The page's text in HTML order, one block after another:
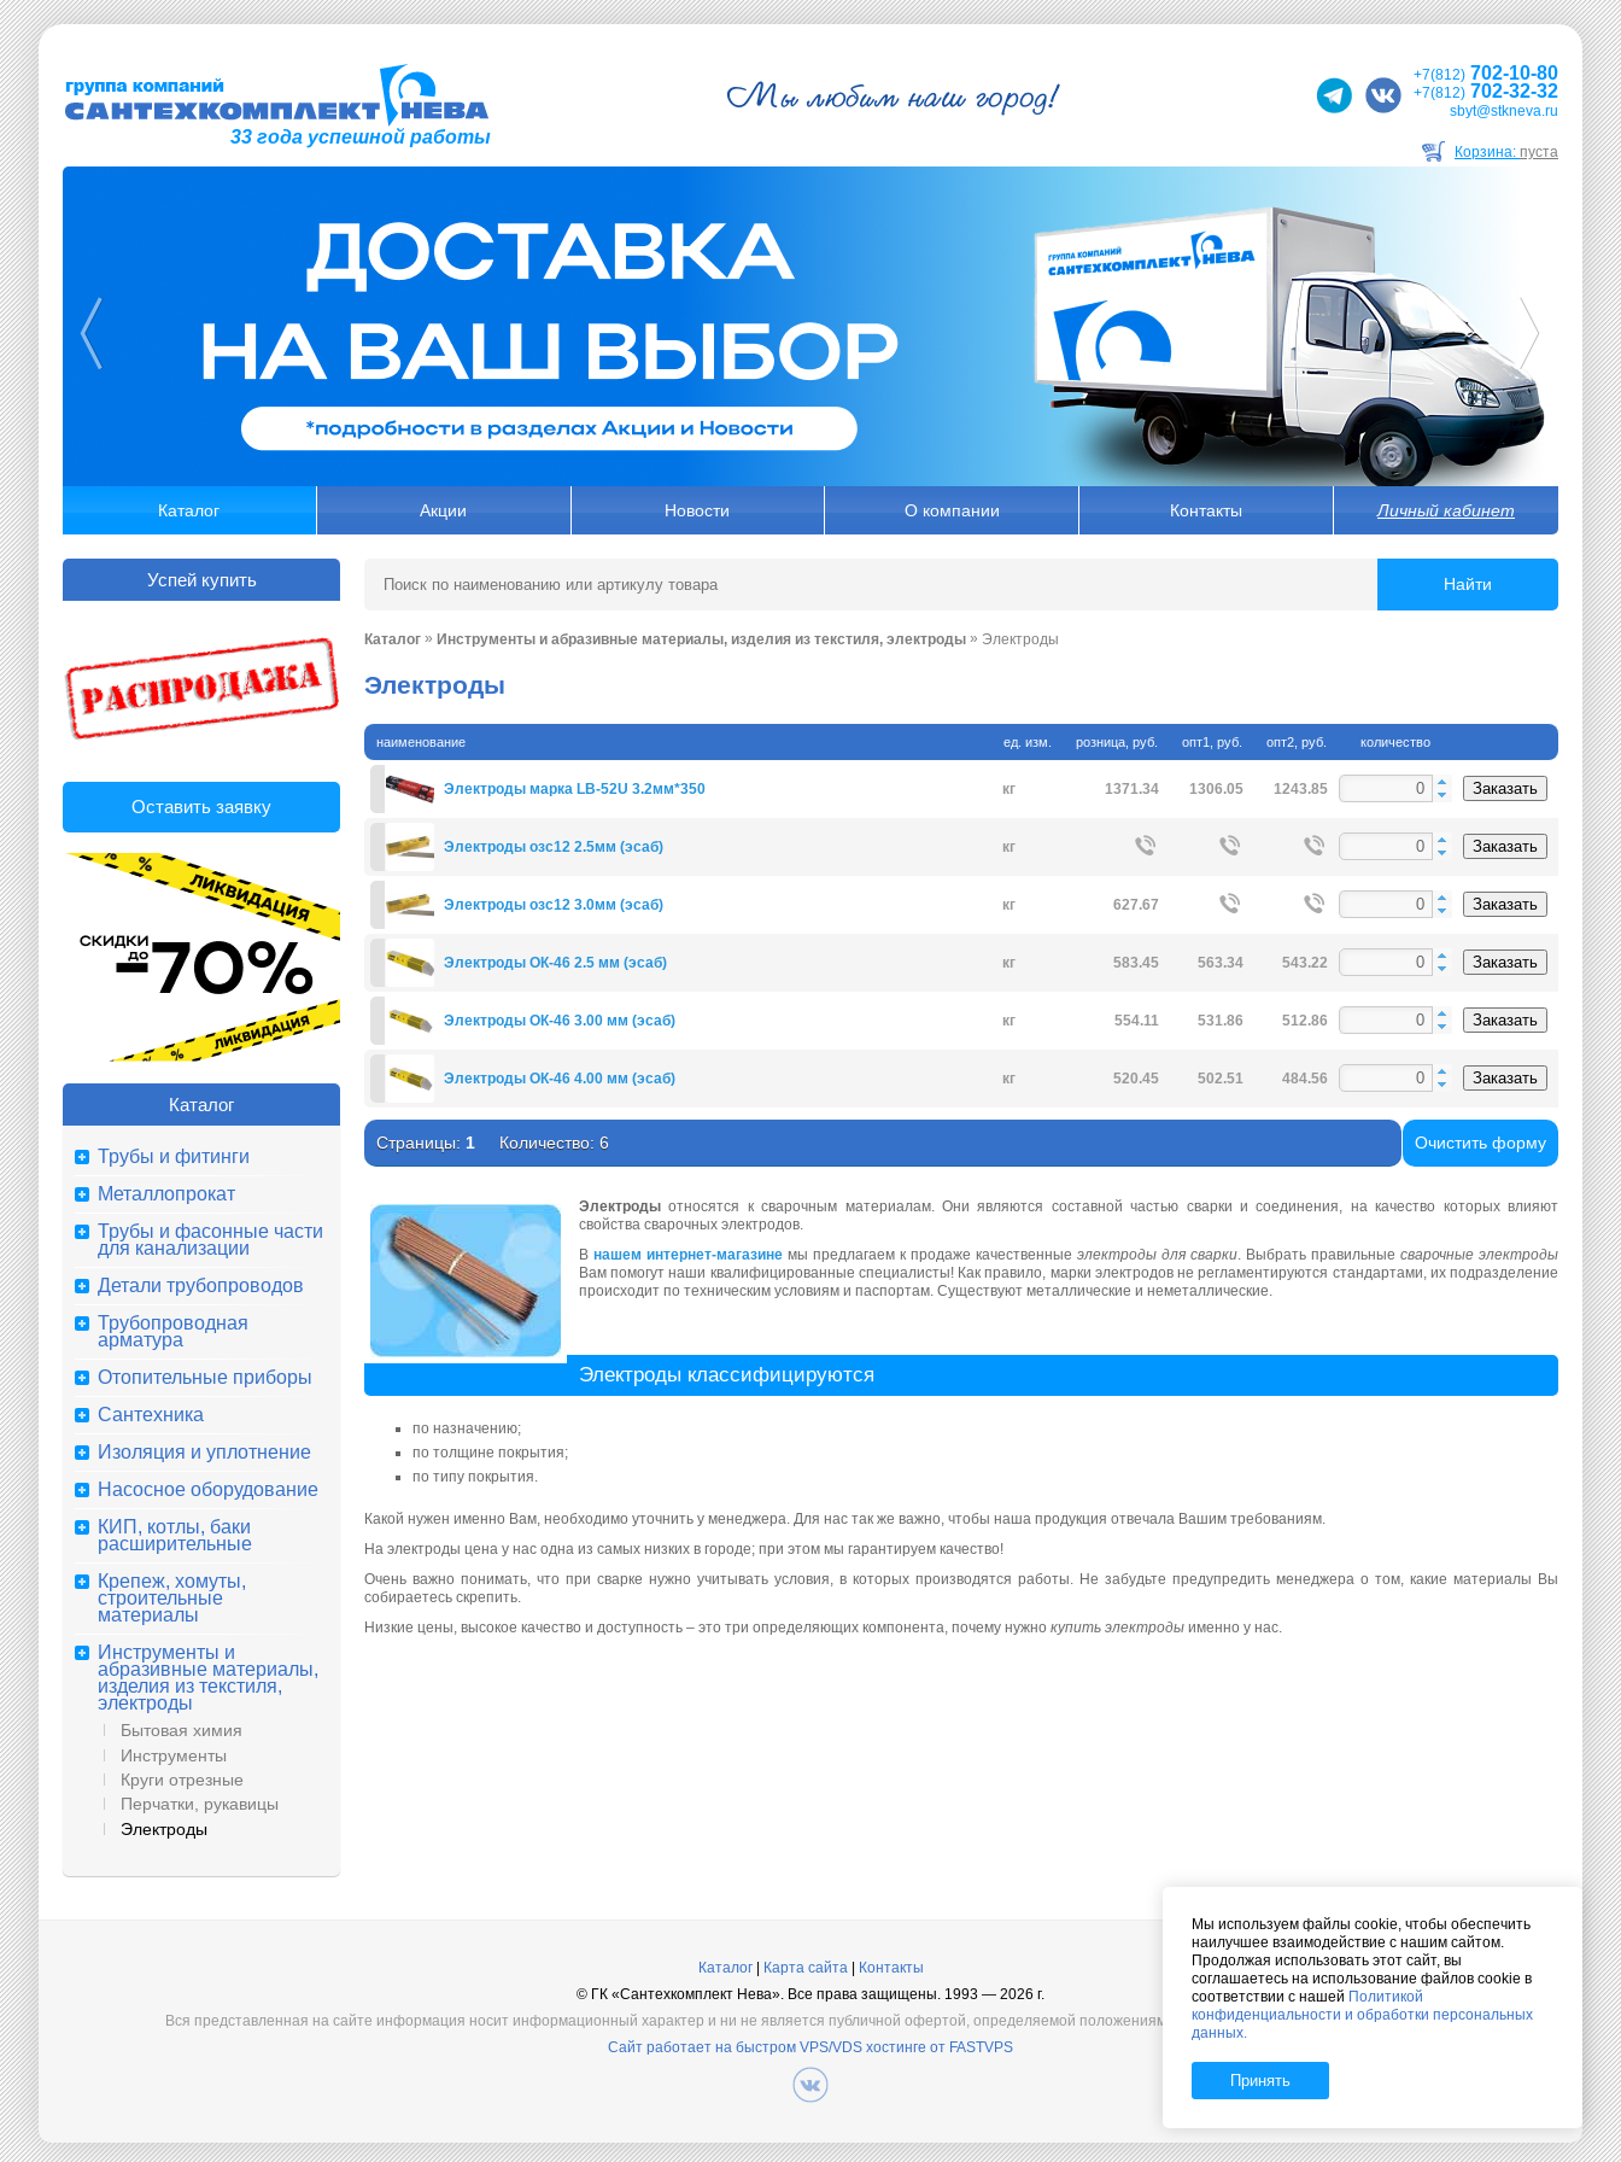
33 года успешной работы
+7(812) 702-10-80
+7(812) 702-32-32
sbyt@stkneva.ru
Корзина: пуста
Каталог Акции Новости О компании Контакты Личный кабинет
Успей купить
Оставить заявку
Каталог
Трубы и фитинги
Металлопрокат
Трубы и фасонные части
для канализации
Детали трубопроводов
Трубопроводная
арматура
Отопительные приборы
Сантехника
Изоляция и уплотнение
Насосное оборудование
КИП, котлы, баки
расширительные
Крепеж, хомуты,
строительные
материалы
Инструменты и
абразивные материалы,
изделия из текстиля,
электроды
Бытовая химия
Инструменты
Круги отрезные
Перчатки, рукавицы
Электроды
Найти
Каталог » Инструменты и абразивные материалы, изделия из текстиля, электроды » Электроды
Электроды
наименование ед. изм. розница, руб. опт1, руб. опт2, руб. количество
Электроды марка LB-52U 3.2мм*350 кг 1371.34 1306.05 1243.85 Заказать
Электроды озс12 2.5мм (эсаб) кг Заказать
Электроды озс12 3.0мм (эсаб) кг 627.67 Заказать
Электроды ОК-46 2.5 мм (эсаб) кг 583.45 563.34 543.22 Заказать
Электроды ОК-46 3.00 мм (эсаб) кг 554.11 531.86 512.86 Заказать
Электроды ОК-46 4.00 мм (эсаб) кг 520.45 502.51 484.56 Заказать
Страницы: 1 Количество: 6 Очистить форму
Электроды относятся к сварочным материалам. Они являются составной частью сварки и соединения, на качество которых влияют
свойства сварочных электродов.
В нашем интернет-магазине мы предлагаем к продаже качественные электроды для сварки. Выбрать правильные сварочные электроды
Вам помогут наши квалифицированные специалисты! Как правило, марки электродов не регламентируются стандартами, их подразделение
происходит по техническим условиям и паспортам. Существуют металлические и неметаллические.
Электроды классифицируются
по назначению;
по толщине покрытия;
по типу покрытия.
Какой нужен именно Вам, необходимо уточнить у менеджера. Для нас так же важно, чтобы наша продукция отвечала Вашим требованиям.
На электроды цена у нас одна из самых низких в городе; при этом мы гарантируем качество!
Очень важно понимать, что при сварке нужно учитывать условия, в которых производятся работы. Не забудьте предупредить менеджера о том, какие материалы Вы
собираетесь скрепить.
Низкие цены, высокое качество и доступность – это три определяющих компонента, почему нужно купить электроды именно у нас.
Каталог| Карта сайта|
Контакты
© ГК «Сантехкомплект Нева». Все права защищены. 1993 — 2026 г.
Вся представленная на сайте информация носит информационный характер и ни не является публичной офертой, определяемой положениями Статьи 437(2) Гражданского кодекса РФ.
Сайт работает на быстром VPS/VDS хостинге от FASTVPS
Мы используем файлы cookie, чтобы обеспечить
наилучшее взаимодействие с нашим сайтом.
Продолжая использовать этот сайт, вы
соглашаетесь на использование файлов cookie в
соответствии с нашей Политикой
конфиденциальности и обработки персональных
данных.
Принять